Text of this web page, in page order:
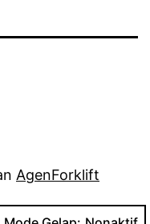
AgenForklift